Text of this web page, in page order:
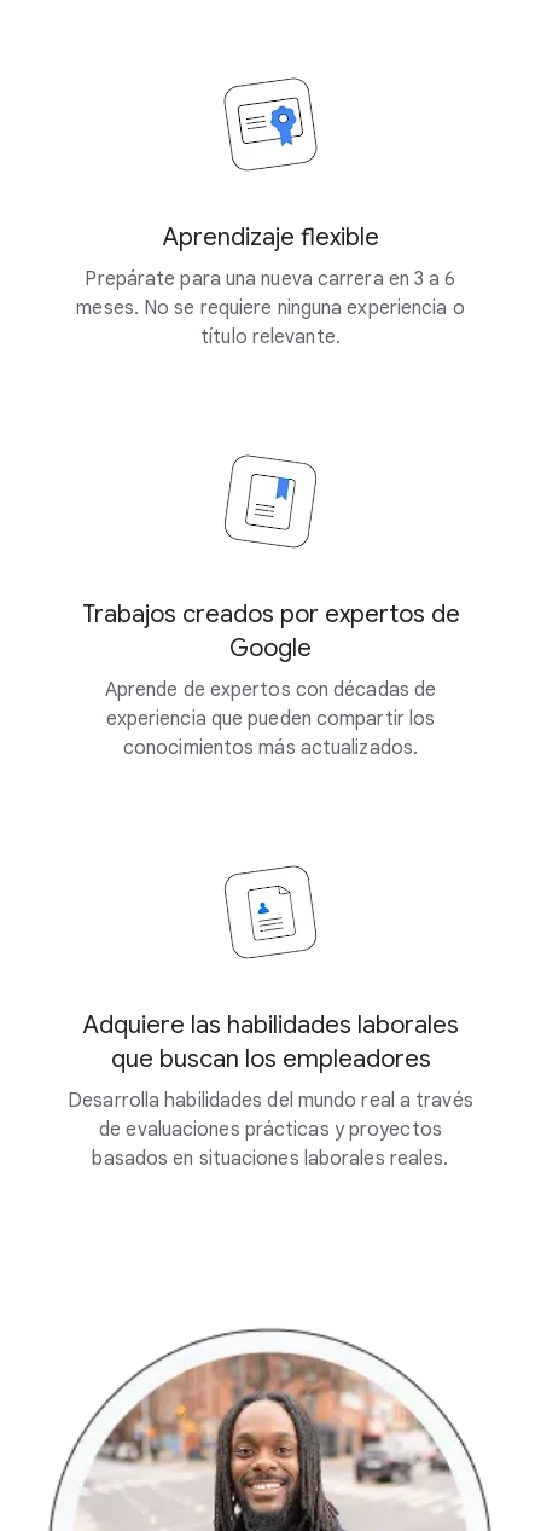
Aprendizaje flexible
Prepárate para una nueva carrera en 3 a 6
meses. No se requiere ninguna experiencia o
título relevante.
Trabajos creados por expertos de
Google
Aprende de expertos con décadas de
experiencia que pueden compartir los
conocimientos más actualizados.
Adquiere las habilidades laborales
que buscan los empleadores
Desarrolla habilidades del mundo real a través
de evaluaciones prácticas y proyectos
basados en situaciones laborales reales.